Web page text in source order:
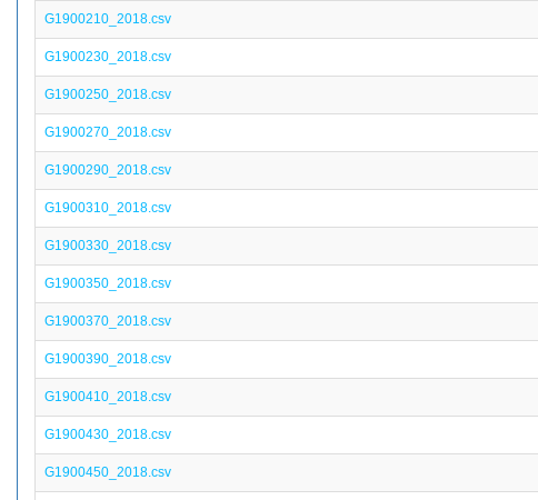
G1900210_2018.csv
G1900230_2018.csv
G1900250_2018.csv
G1900270_2018.csv
G1900290_2018.csv
G1900310_2018.csv
G1900330_2018.csv
G1900350_2018.csv
G1900370_2018.csv
G1900390_2018.csv
G1900410_2018.csv
G1900430_2018.csv
G1900450_2018.csv